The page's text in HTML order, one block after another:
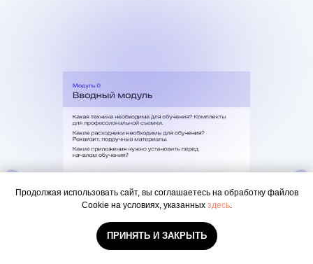
Продолжая использовать сайт, вы соглашаетесь на обработку файлов
Cookie на условиях, указанных здесь.
ПРИНЯТЬ И ЗАКРЫТЬ